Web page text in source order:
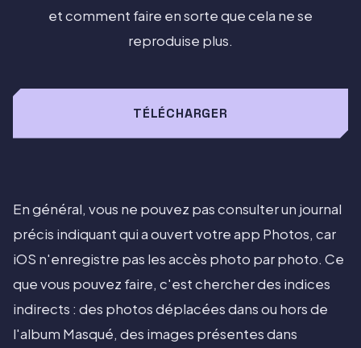
et comment faire en sorte que cela ne se
reproduise plus.
TÉLÉCHARGER
En général, vous ne pouvez pas consulter un journal
précis indiquant qui a ouvert votre app Photos, car
iOS n'enregistre pas les accès photo par photo. Ce
que vous pouvez faire, c'est chercher des indices
indirects : des photos déplacées dans ou hors de
l'album Masqué, des images présentes dans